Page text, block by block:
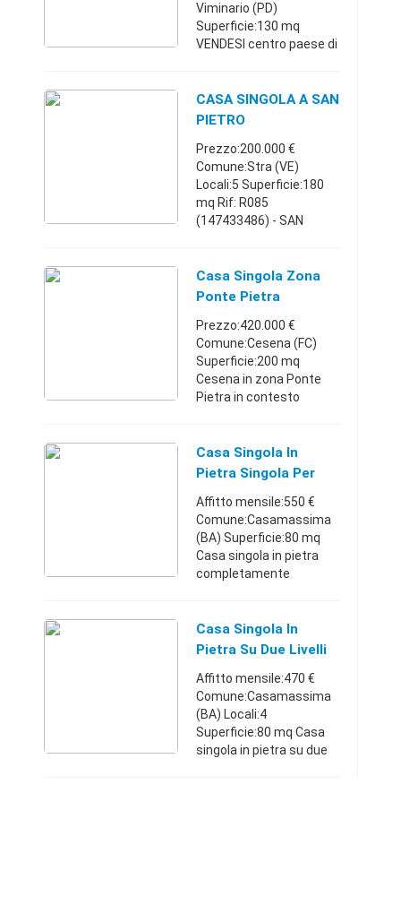
Viminario (PD)
Superficie:130 mq
VENDESI centro paese di
completamente da
ristrutturare , con
Riferimento: ...
CASA SINGOLA A SAN
PIETRO
Prezzo:200.000 €
Comune:Stra (VE)
Locali:5 Superficie:180
mq Rif: R085
(147433486) - SAN
degli anni '80, di circa
180 mq, disposti su due
Casa Singola Zona
Ponte Pietra
Possibilità Di Cre
Prezzo:420.000 €
Comune:Cesena (FC)
Superficie:200 mq
Cesena in zona Ponte
Pietra in contesto
tutti i servizi oltre che
alle via che portano
Casa Singola In
Pietra Singola Per
Due Persone
Affitto mensile:550 €
Comune:Casamassima
(BA) Superficie:80 mq
Casa singola in pietra
completamente
lavoratori temporanei. La
casa è costituita di due
Casa Singola In
Pietra Su Due Livelli
Affitto mensile:470 €
Comune:Casamassima
(BA) Locali:4
Superficie:80 mq Casa
singola in pietra su due